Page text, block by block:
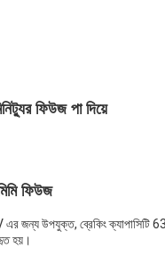
ফিউজ পা দিয়ে
ফিউজ
জন্য উপযুক্ত, ব্রেকিং ক্যাপাসিটি
হয়।